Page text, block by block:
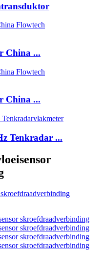
China ...
China ...
Tenkradar ...